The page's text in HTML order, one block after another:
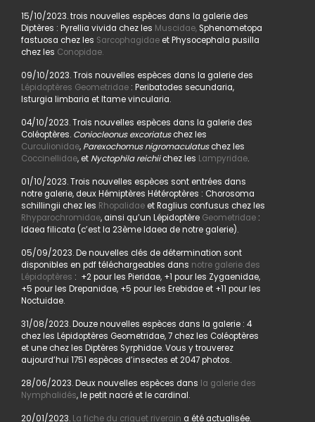
15/10/2023. trois nouvelles espèces dans la galerie des
Diptères : Pyrellia vivida chez les Muscidae,Sphenometopa
fastuosa chez les Sarcophagidaeet Physocephala pusilla
chez les Conopidae.
09/10/2023. Trois nouvelles espèces dans la galerie des
Lépidoptères Geometridae: Peribatodes secundaria,
Isturgia limbaria et Itame vincularia.
04/10/2023. Trois nouvelles espèces dans la galerie des
Coléoptères. Coniocleonus excoriatuschez les
Curculionidae, Parexochomus nigromaculatuschez les
Coccinellidae, et Nyctophila reichiichez les Lampyridae.
01/10/2023. Trois nouvelles espèces sont entrées dans
notre galerie, deux Hémiptères Hétéroptères : Chorosoma
schillingii chez les Rhopalidaeet Raglius confusus chez les
Rhyparochromidae, ainsi qu’un Lépidoptère Geometridae:
Idaea filicata (c’est la 23ème Idaea de notre galerie).
05/09/2023. De nouvelles clés de détermination sont
disponibles en pdf téléchargeables dans notre galerie des
Lépidoptères : +2 pour les Pieridae, +1 pour les Zygaenidae,
+5 pour les Drepanidae, +5 pour les Erebidae et +11 pour les
Noctuidae.
31/08/2023. Douze nouvelles espèces dans la galerie : 4
chez les Lépidoptères Geometridae, 7 chez les Coléoptères
et une chez les Diptères Syrphidae. Vous y trouverez
aujourd’hui 1751 espèces d’insectes et 2047 photos.
28/06/2023. Deux nouvelles espèces dans la galerie des
Nymphalidés, le petit nacré et le cardinal.
20/01/2023. La fiche du criquet riverain a été actualisée.